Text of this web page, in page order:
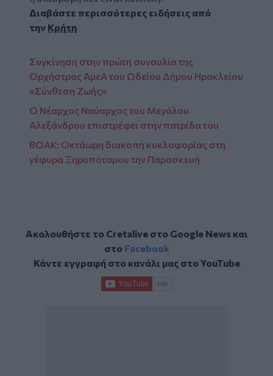
Διαβάστε περισσότερες ειδήσεις από
την Κρήτη
Συγκίνηση στην πρώτη συναυλία της
Ορχήστρας ΑμεΑ του Ωδείου Δήμου Ηρακλείου
«Σύνθεση Ζωής»
Ο Νέαρχος Ναύαρχος του Μεγάλου
Αλεξάνδρου επιστρέφει στην πατρίδα του
ΒΟΑΚ: Οκτάωρη διακοπή κυκλοφορίας στη
γέφυρα Ξηροπόταμου την Παρασκευή
Ακολουθήστε το Cretalive στο Google Newsκαι
στο Facebook
Κάντε εγγραφή στο κανάλι μας στοYouTube